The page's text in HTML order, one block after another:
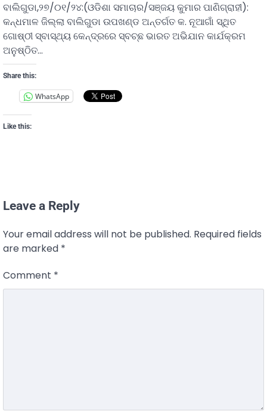
ବାଲିଗୁଡା,୨୭/୦୧/୨୪:(ଓଡିଶା ସମାଚାର/ସଞ୍ଜୟ କୁମାର ପାଣିଗ୍ରାହୀ):
କନ୍ଧମାଳ ଜିଲ୍ଲା ବାଲିଗୁଡା ଉପଖଣ୍ଡ ଅନ୍ତର୍ଗତ କ. ନୂଆଗାଁ ସ୍ଥିତ
ଗୋଷ୍ଠୀ ସ୍ବାସ୍ଥ୍ୟ କେନ୍ଦ୍ରରେ ସ୍ବଚ୍ଛ ଭାରତ ଅଭିଯାନ କାର୍ଯକ୍ରମ
ଅନୁଷ୍ଠିତ…
Share this:
WhatsApp
Like this:
Leave a Reply
Your email address will not be published. Required fields
are marked *
Comment *